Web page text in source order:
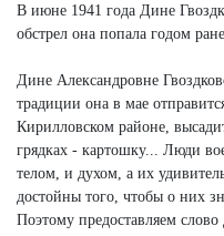
В июне 1941 года Дине
обстрел она попала годом
Дине Александровне
традиции она в мае
Кирилловском районе,
грядках - картошку... Люди
телом, и духом, а их
достойны того, чтобы о них
Поэтому предоставляем